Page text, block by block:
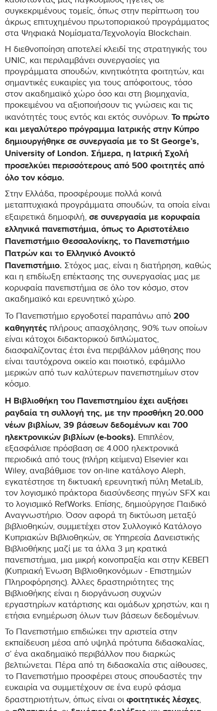
συγκεκριμένους τομείς, όπως στην περίπτωση του
άκρως επιτυχημένου πρωτοποριακού προγράμματος
στα Ψηφιακά Νομίσματα/Τεχνολογία Blockchain.
Η διεθνοποίηση αποτελεί κλειδί της στρατηγικής του
UNIC, και περιλαμβάνει συνεργασίες για
προγράμματα σπουδών, κινητικότητα φοιτητών, και
σημαντικές ευκαιρίες για τους απόφοιτους, τόσο
στον ακαδημαϊκό χώρο όσο και στη βιομηχανία,
προκειμένου να αξιοποιήσουν τις γνώσεις και τις
ικανότητές τους εντός και εκτός συνόρων. Το πρώτο
και μεγαλύτερο πρόγραμμα Ιατρικής στην Κύπρο
δημιουργήθηκε σε συνεργασία με το St George’s,
University of London. Σήμερα, η Ιατρική Σχολή
προσελκύει περισσότερους από 500 φοιτητές από
όλο τον κόσμο.
Στην Ελλάδα, προσφέρουμε πολλά κοινά
μεταπτυχιακά προγράμματα σπουδών, τα οποία είναι
εξαιρετικά δημοφιλή, σε συνεργασία με κορυφαία
ελληνικά πανεπιστήμια, όπως το Αριστοτέλειο
Πανεπιστήμιο Θεσσαλονίκης, το Πανεπιστήμιο
Πατρών και το Ελληνικό Ανοικτό
Πανεπιστήμιο. Στόχος μας, είναι η διατήρηση, καθώς
και η επιδίωξη επέκτασης της συνεργασίας μας με
κορυφαία πανεπιστήμια σε όλο τον κόσμο, στον
ακαδημαϊκό και ερευνητικό χώρο.
Το Πανεπιστήμιο εργοδοτεί παραπάνω από 200
καθηγητές πλήρους απασχόλησης, 90% των οποίων
είναι κάτοχοι διδακτορικού διπλώματος,
διασφαλίζοντας έτσι ένα περιβάλλον μάθησης που
είναι ταυτόχρονα οικείο και ποιοτικό, εφάμιλλο
μερικών από των καλύτερων πανεπιστημίων στον
κόσμο.
Η Βιβλιοθήκη του Πανεπιστημίου έχει αυξήσει
ραγδαία τη συλλογή της, με την προσθήκη 20.000
νέων βιβλίων, 39 βάσεων δεδομένων και 700
ηλεκτρονικών βιβλίων (e-books). Επιπλέον,
εξασφάλισε πρόσβαση σε 4.000 ηλεκτρονικά
περιοδικά από τους (πλήρη κείμενα) Elsevier και
Wiley, αναβάθμισε τον on-line κατάλογο Aleph,
εγκατέστησε τη δικτυακή ερευνητική πύλη MetaLib,
τον λογισμικό πράκτορα διασύνδεσης πηγών SFX και
το λογισμικό RefWorks. Επίσης, δημιούργησε Παιδικό
Αναγνωστήριο. Όσον αφορά τη δικτύωση μεταξύ
βιβλιοθηκών, συμμετέχει στον Συλλογικό Κατάλογο
Κυπριακών Βιβλιοθηκών, σε Υπηρεσία Δανειστικής
Βιβλιοθήκης μαζί με τα άλλα 3 μη κρατικά
πανεπιστήμια, μια μικρή κοινοπραξία και στην ΚΕΒΕΠ
(Κυπριακή Ένωση Βιβλιοθηκονόμων - Επιστημών
Πληροφόρησης). Άλλες δραστηριότητες της
Βιβλιοθήκης είναι η διοργάνωση συχνών
εργαστηρίων κατάρτισης και ομάδων χρηστών, και η
ετήσια ενημέρωση όλων των βάσεων δεδομένων.
Το Πανεπιστήμιο επιδιώκει την αριστεία στην
εκπαίδευση μέσα από υψηλά πρότυπα διδασκαλίας,
σ’ ένα ακαδημαϊκό περιβάλλον που διαρκώς
βελτιώνεται. Πέρα από τη διδασκαλία στις αίθουσες,
το Πανεπιστήμιο προσφέρει στους σπουδαστές την
ευκαιρία να συμμετέχουν σε ένα ευρύ φάσμα
δραστηριοτήτων, όπως είναι οι φοιτητικές λέσχες,